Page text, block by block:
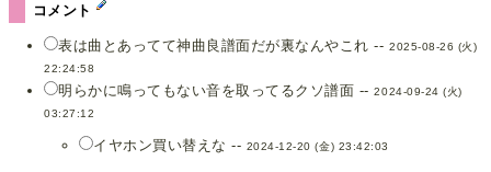
コメント
表は曲とあってて神曲良譜面だが裏なんやこれ -- 2025-08-26 (火)
22:24:58
明らかに鳴ってもない音を取ってるクソ譜面 --2024-09-24 (火)
03:27:12
イヤホン買い替えな -- 2024-12-20 (金) 23:42:03